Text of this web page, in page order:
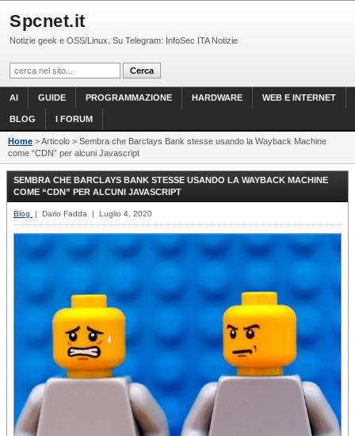
Spcnet.it
Notizie geek e OSS/Linux. Su Telegram: InfoSec ITA Notizie
AI GUIDE PROGRAMMAZIONE HARDWARE WEB E INTERNET
BLOG I FORUM
Home > Articolo > Sembra che Barclays Bank stesse usando la Wayback Machine
come “CDN” per alcuni Javascript
SEMBRA CHE BARCLAYS BANK STESSE USANDO LA WAYBACK MACHINE
COME “CDN” PER ALCUNI JAVASCRIPT
Blog | Dario Fadda | Luglio 4, 2020